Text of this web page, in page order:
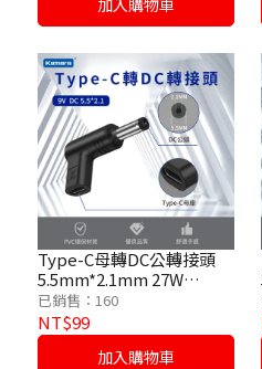
加入購物車
Type-C母轉DC公轉接頭
5.5mm*2.1mm 27W
/9V/3A
已銷售：160
NT$99
加入購物車